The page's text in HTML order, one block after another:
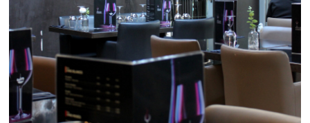
beaucoup pour un Restaurant Val de Marne. Des plats typiques
permettent à un Restaurant Val de Marne de marquer les
esprits. Un Restaurant Val de Marne inspire davantage
confiance lorsqu’il reste constant. Consulter les impressions des
clients éclaire le choix d’un Restaurant Val de Marne. Un
Restaurant Val de Marne peut mettre en avant une cuisine
traditionnelle ou moderne. La réservation améliore souvent le
confort lorsqu’on vise un Restaurant Val de Marne connu. La
dimension familiale peut renforcer l’image positive d’un
Restaurant Val de Marne. Un Restaurant Val de Marne intimiste